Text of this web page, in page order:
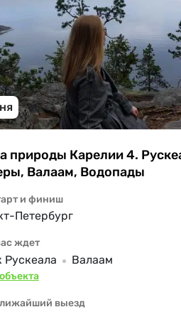
природы Карелии 4.
Валаам, Водопады
и финиш
Петербург
ждет
Рускеала Валаам
выезд